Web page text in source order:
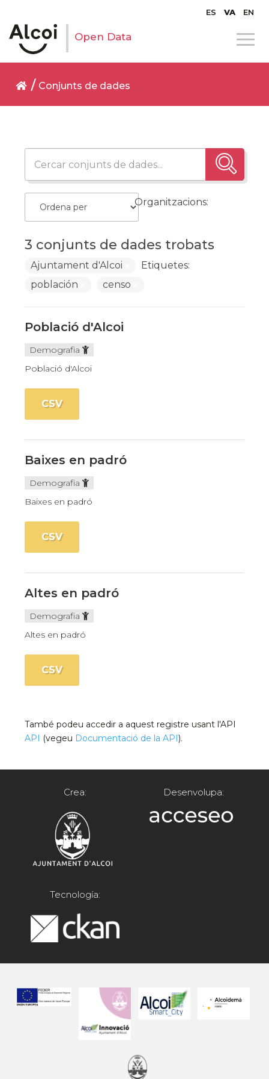
ES VA EN
Open Data
Conjunts de dades
3 conjunts de dades trobats
Organitzacions:
Ajuntament d'Alcoi
Etiquetes:
población
censo
Població d'Alcoi
Demografia
Població d'Alcoi
CSV
Baixes en padró
Demografia
Baixes en padró
CSV
Altes en padró
Demografia
Altes en padró
CSV
També podeu accedir a aquest registre usant l'API
API (vegeu Documentació de la API).
Crea: Desenvolupa:
Tecnología: